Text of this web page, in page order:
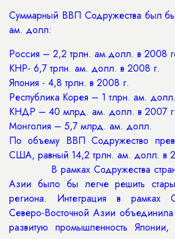
Суммарный ВВП Содружества был бы
ам. долл:
Россия – 2,2 трлн. ам.долл. в 2008
КНР- 6,7 трлн. ам. долл. в 2008 г.
Япония - 4,8 трлн. в 2008 г.
Республика Корея – 1 тлрн. ам.
КНДР – 40 млрд. ам. долл. в 2007 г.
Монголия – 5,7 млрд. ам. долл.
По объему ВВП Содружество
США, равный 14,2 трлн. ам. долл. в
В рамках Содружества стран
Азии было бы легче решить
региона. Интеграция в рамках
Северо-Восточной Азии объединила
развитую промышленность